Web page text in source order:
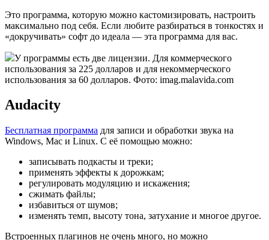
Это программа, которую можно кастомизировать, настроить
максимально под себя. Если любите разбираться в тонкостях и
«докручивать» софт до идеала — эта программа для вас.
У программы есть две лицензии. Для коммерческого
использования за 225 долларов и для некоммерческого
использования за 60 долларов. Фото: imag.malavida.com
Audacity
Бесплатная программа для записи и обработки звука на
Windows, Mac и Linux. С её помощью можно:
записывать подкасты и треки;
применять эффекты к дорожкам;
регулировать модуляцию и искажения;
сжимать файлы;
избавиться от шумов;
изменять темп, высоту тона, затухание и многое другое.
Встроенных плагинов не очень много, но можно